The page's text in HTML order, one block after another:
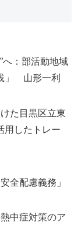
へ：部活動地域
」 山形一利
た目黒区立東
用したトレー
全配慮義務」
中症対策のア